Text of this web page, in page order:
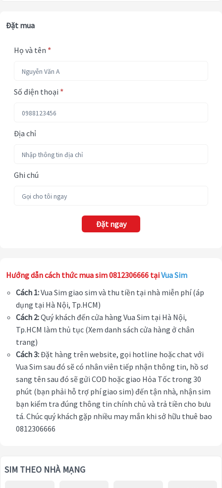
Đặt mua
Họ và tên *
Số điện thoại *
Địa chỉ
Ghi chú
Đặt ngay
Hướng dẫn cách thức mua sim 0812306666 tạiVua Sim
Cách 1:Vua Sim giao sim và thu tiền tại nhà miễn phí (áp
dụng tại Hà Nội, Tp.HCM)
Cách 2:Quý khách đến cửa hàng Vua Sim tại Hà Nội,
Tp.HCM làm thủ tục (Xem danh sách cửa hàng ở chân
trang)
Cách 3:Đặt hàng trên website, gọi hotline hoặc chat với
Vua Sim sau đó sẽ có nhân viên tiếp nhận thông tin, hồ sơ
sang tên sau đó sẽ gửi COD hoặc giao Hỏa Tốc trong 30
phút (bạn phải hỗ trợ phí giao sim) đến tận nhà, nhận sim
bạn kiểm tra đúng thông tin chính chủ và trả tiền cho bưu
tá. Chúc quý khách gặp nhiều may mắn khi sở hữu thuê bao
0812306666
SIM THEO NHÀ MẠNG